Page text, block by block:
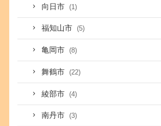
向日市 (1)
福知山市 (5)
亀岡市 (8)
舞鶴市 (22)
綾部市 (4)
南丹市 (3)